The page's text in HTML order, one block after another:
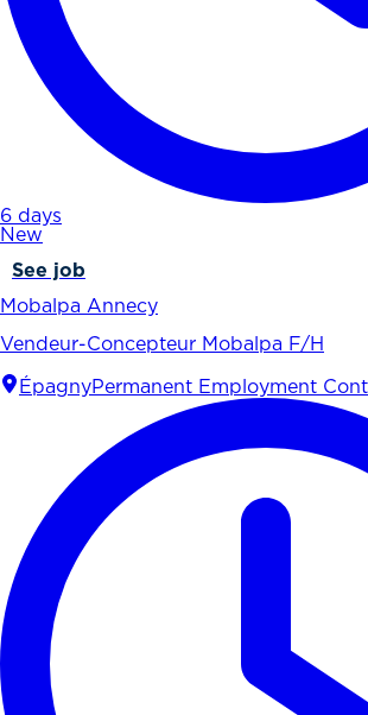
6 days
New
See job
Mobalpa Annecy
Vendeur-Concepteur Mobalpa F/H
ÉpagnyPermanent Employment